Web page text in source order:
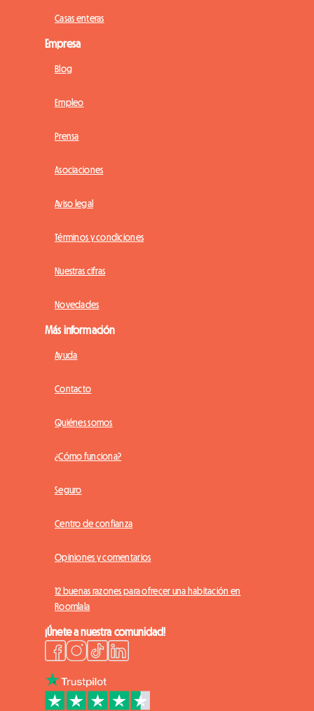
Casas enteras
Empresa
Blog
Empleo
Prensa
Asociaciones
Aviso legal
Términos y condiciones
Nuestras cifras
Novedades
Más información
Ayuda
Contacto
Quiénes somos
¿Cómo funciona?
Seguro
Centro de confianza
Opiniones y comentarios
12 buenas razones para ofrecer una habitación en
Roomlala
¡Únete a nuestra comunidad!